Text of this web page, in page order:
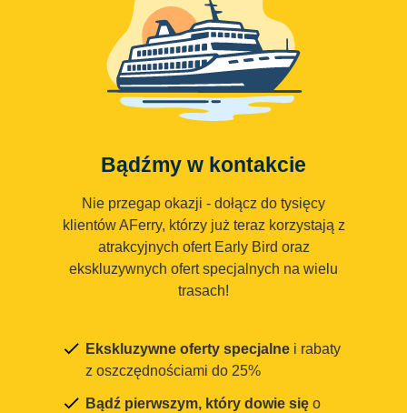
Bądźmy w kontakcie
Nie przegap okazji - dołącz do tysięcy
klientów AFerry, którzy już teraz korzystają z
atrakcyjnych ofert Early Bird oraz
ekskluzywnych ofert specjalnych na wielu
trasach!
Ekskluzywne oferty specjalne i rabaty
z oszczędnościami do 25%
Bądź pierwszym, który dowie się o